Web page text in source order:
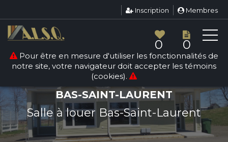
Inscription Membres
0 0
Pour être en mesure d'utiliser les fonctionnalités de
notre site, votre navigateur doit accepter les témoins
(cookies).
LOCATION DE SALLE
BAS-SAINT-LAURENT
Salle à louer Bas-Saint-Laurent